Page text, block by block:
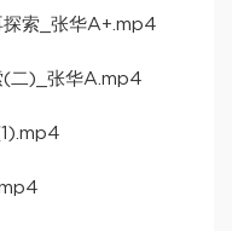
探索_张华A+.mp4
(二)_张华A.mp4